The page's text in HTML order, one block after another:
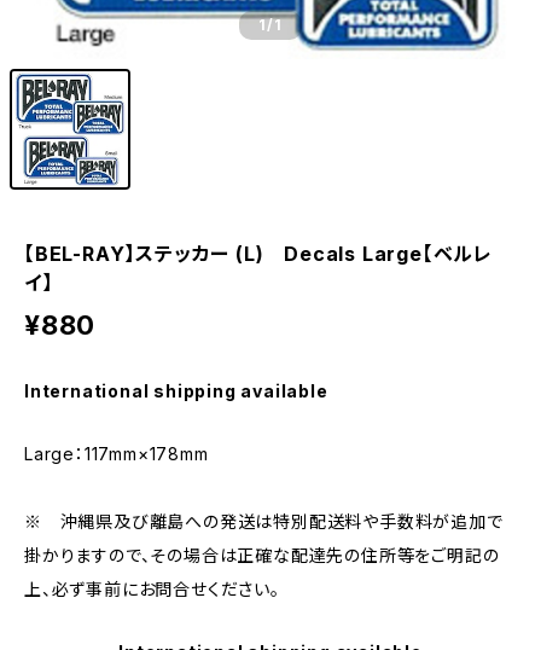
1/1
【BEL-RAY】ステッカー (L) Decals Large【ベルレ
イ】
¥880
International shipping available
Large：117mm×178mm
※ 沖縄県及び離島への発送は特別配送料や手数料が追加で
掛かりますので、その場合は正確な配達先の住所等をご明記の
上、必ず事前にお問合せください。